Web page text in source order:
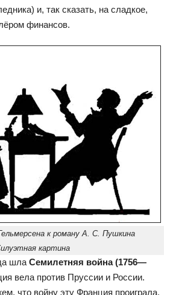
и, так сказать, на сладкое,
финансов.
к роману А. С. Пушкина
картина
шла Семилетняя война (1756—
вела против Пруссии и России.
что войну эту Франция проиграла,